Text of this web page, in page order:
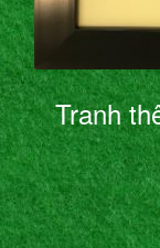
Tranh